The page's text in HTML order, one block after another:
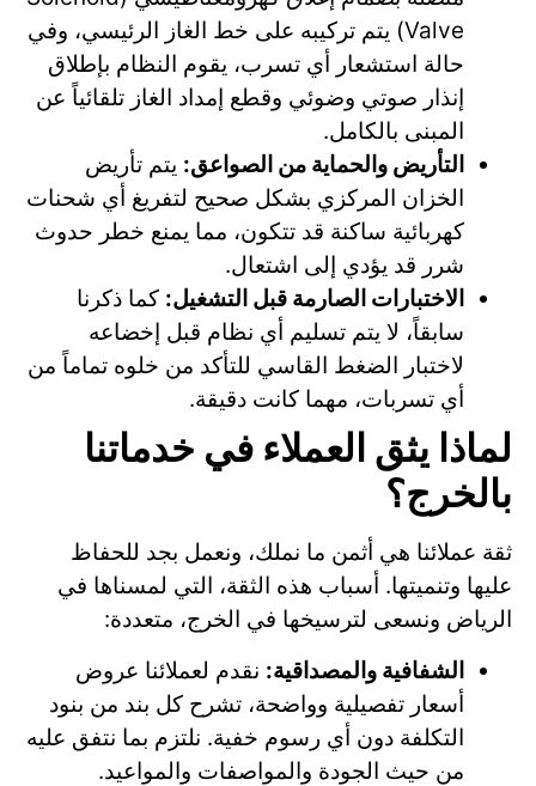
Valve) يتم تركيبه على خط الغاز الرئيسي، وفي
حالة استشعار أي تسرب، يقوم النظام بإطلاق
إنذار صوتي وضوئي وقطع إمداد الغاز تلقائياً عن
المبنى بالكامل.
التأريض والحماية من الصواعق: يتم تأريض
الخزان المركزي بشكل صحيح لتفريغ أي شحنات
كهربائية ساكنة قد تتكون، مما يمنع خطر حدوث
شرر قد يؤدي إلى اشتعال.
الاختبارات الصارمة قبل التشغيل: كما ذكرنا
سابقاً، لا يتم تسليم أي نظام قبل إخضاعه
لاختبار الضغط القاسي للتأكد من خلوه تماماً من
أي تسربات، مهما كانت دقيقة.
لماذا يثق العملاء في خدماتنا
بالخرج؟
ثقة عملائنا هي أثمن ما نملك، ونعمل بجد للحفاظ
عليها وتنميتها. أسباب هذه الثقة، التي لمسناها في
الرياض ونسعى لترسيخها في الخرج، متعددة:
الشفافية والمصداقية: نقدم لعملائنا عروض
أسعار تفصيلية وواضحة، تشرح كل بند من بنود
التكلفة دون أي رسوم خفية. نلتزم بما نتفق عليه
من حيث الجودة والمواصفات والمواعيد.